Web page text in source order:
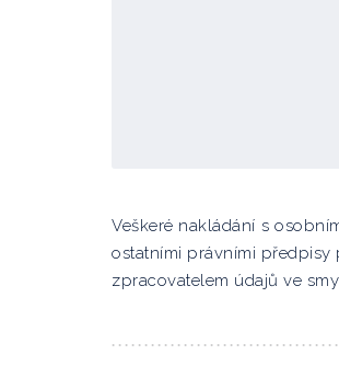
Veškeré nakládání s
ostatními právními předpisy
zpracovatelem údajů ve